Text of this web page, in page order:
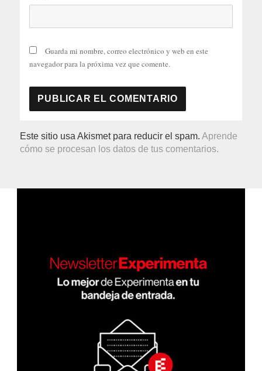
Guarda mi nombre, correo electrónico y web en este
navegador para la próxima vez que comente.
Este sitio usa Akismet para reducir el spam.Aprende
cómo se procesan los datos de tus comentarios.